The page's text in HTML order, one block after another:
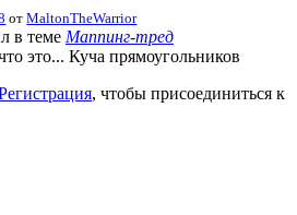
отMaltonTheWarrior
в теме Маппинг-тред
это... Куча прямоугольников
, чтобы присоединиться к